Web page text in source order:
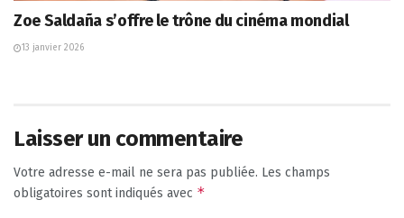
Zoe Saldaña s’offre le trône du cinéma mondial
13 janvier 2026
Laisser un commentaire
Votre adresse e-mail ne sera pas publiée. Les champs
obligatoires sont indiqués avec *